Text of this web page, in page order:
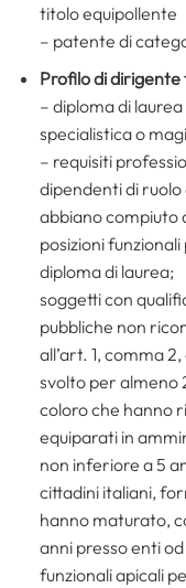
titolo equipollente
– patente di
Profilo didirigente
– diploma di
specialistica o
– requisiti
dipendenti di
abbiano compiuto
posizioni
diploma di laurea;
soggetti con
pubbliche non
all’art. 1, comma
svolto per almeno
coloro che hanno
equiparati in
non inferiore a 5
cittadini italiani,
hanno maturato,
anni presso enti
funzionali apicali